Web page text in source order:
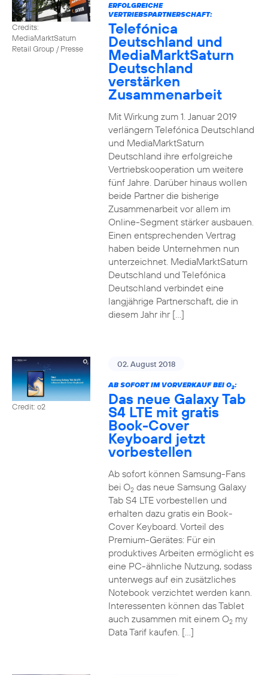
Credits:
MediaMarktSaturn
Retail Group / Presse
ERFOLGREICHE
VERTRIEBSPARTNERSCHAFT:
Telefónica
Deutschland und
MediaMarktSaturn
Deutschland
verstärken
Zusammenarbeit
Mit Wirkung zum 1. Januar 2019
verlängern Telefónica Deutschland
und MediaMarktSaturn
Deutschland ihre erfolgreiche
Vertriebskooperation um weitere
fünf Jahre. Darüber hinaus wollen
beide Partner die bisherige
Zusammenarbeit vor allem im
Online-Segment stärker ausbauen.
Einen entsprechenden Vertrag
haben beide Unternehmen nun
unterzeichnet. MediaMarktSaturn
Deutschland und Telefónica
Deutschland verbindet eine
langjährige Partnerschaft, die in
diesem Jahr ihr […]
Credit: o2
02. August 2018
AB SOFORT IM VORVERKAUF BEI O2:
Das neue Galaxy Tab
S4 LTE mit gratis
Book-Cover
Keyboard jetzt
vorbestellen
Ab sofort können Samsung-Fans
bei O2das neue Samsung Galaxy
Tab S4 LTE vorbestellen und
erhalten dazu gratis ein Book-
Cover Keyboard. Vorteil des
Premium-Gerätes: Für ein
produktives Arbeiten ermöglicht es
eine PC-ähnliche Nutzung, sodass
unterwegs auf ein zusätzliches
Notebook verzichtet werden kann.
Interessenten können das Tablet
auch zusammen mit einem O2my
Data Tarif kaufen. […]